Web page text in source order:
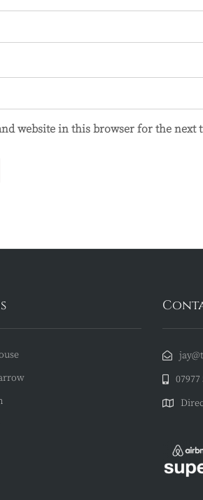
website in this browser for the next
07977